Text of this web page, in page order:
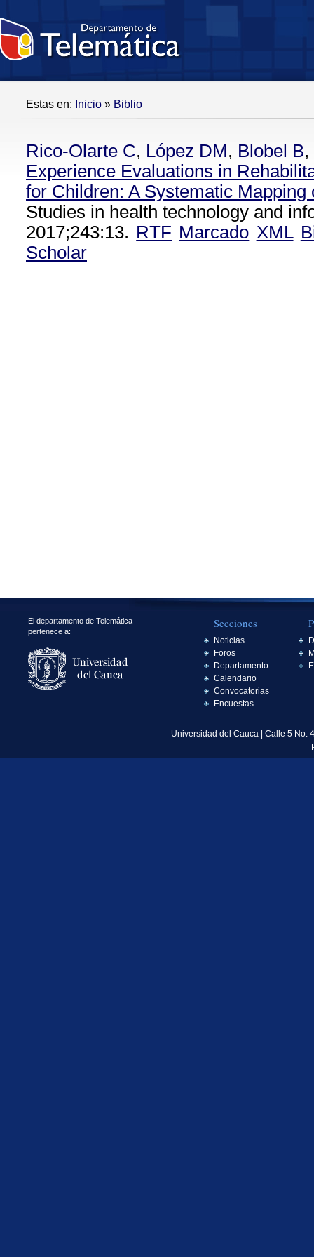
Estas en: Inicio » Biblio
Rico-Olarte C, López DM, Blobel B,
Experience Evaluations in
for Children: A Systematic Mapping
Studies in health technology and
2017;243:13. RTF Marcado XML
Scholar
El departamento de Telemática
pertenece a:
Secciones
Noticias
Foros
Departamento
Calendario
Convocatorias
Encuestas
Universidad del Cauca | Calle 5 No.